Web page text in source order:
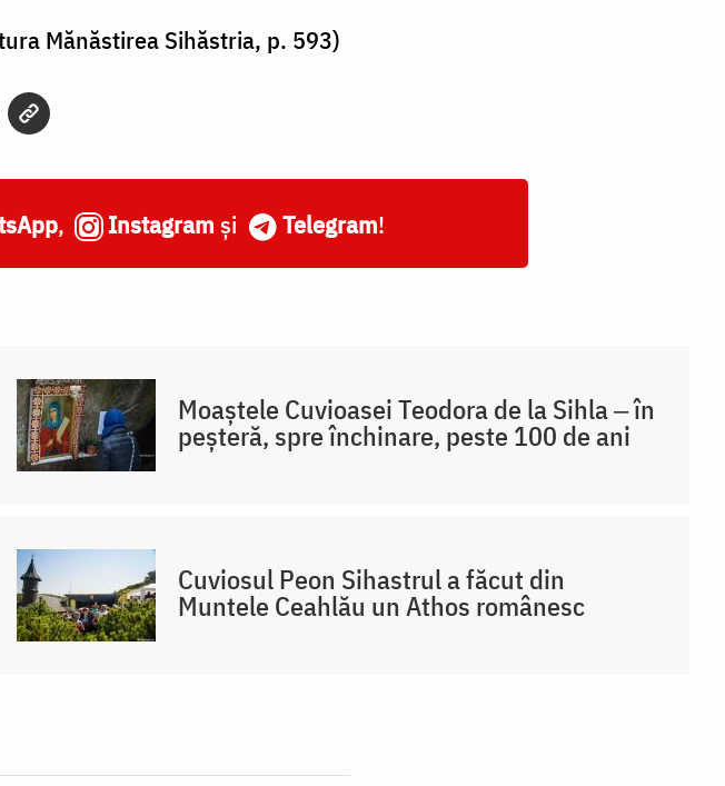
Mănăstirea Sihăstria, p. 593)
, Instagram și Telegram!
Moaștele Cuvioasei Teodora de la Sihla ‒ în
peșteră, spre închinare, peste 100 de ani
Cuviosul Peon Sihastrul a făcut din
Muntele Ceahlău un Athos românesc